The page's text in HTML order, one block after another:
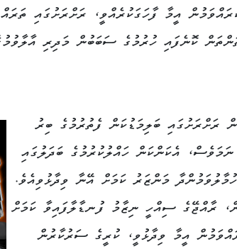
އީމާ ފާހަގަކުރެއްވީ، ރަށްރަށުގައި
ކޮނެފައި ހުރުމުގެ ސަބަބުން މަދިރި
ރަށްރަށުގައި ބަލިމަޑުކަން ފެތުރުމުގެ ބިރު
ނަމަވެސް، އެކަންކަން ހައްލުކުރުމުގެ ބަދަލުގައި
މަންޒަރު ކަމަށް އޭނާ ވިދާޅުވިއެވެ.
ރާއްޖޭގެ ސިއްހީ ނިޒާމު ފުނޑާލާފައިވާ ކަމަށް
އީމާ ވިދާޅުވީ، ކުރީގެ ސަރުކާރުން